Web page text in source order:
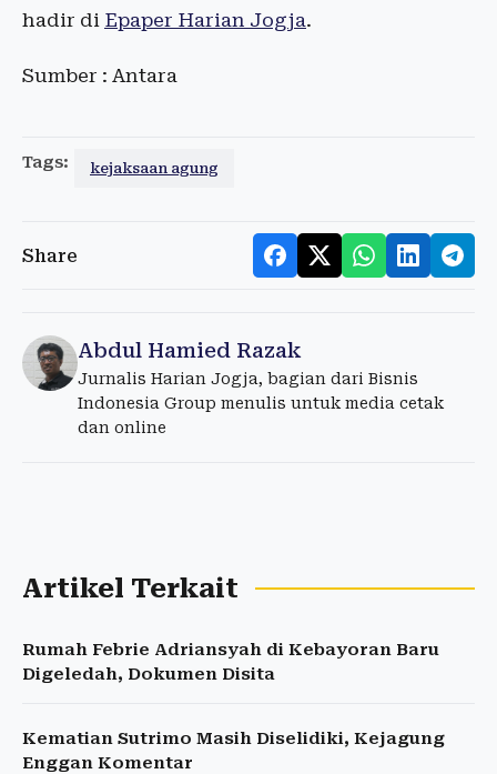
hadir di Epaper Harian Jogja.
Sumber : Antara
Tags: kejaksaan agung
Share
Abdul Hamied Razak
Jurnalis Harian Jogja, bagian dari Bisnis
Indonesia Group menulis untuk media cetak
dan online
Artikel Terkait
Rumah Febrie Adriansyah di Kebayoran Baru
Digeledah, Dokumen Disita
Kematian Sutrimo Masih Diselidiki, Kejagung
Enggan Komentar